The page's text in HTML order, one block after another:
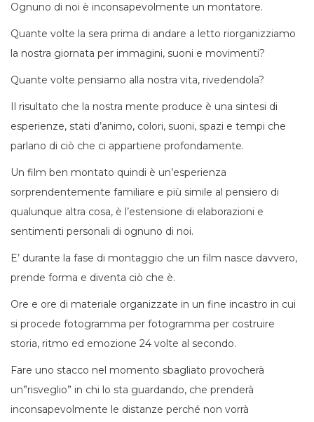
Ognuno di noi è inconsapevolmente un montatore.
Quante volte la sera prima di andare a letto riorganizziamo
la nostra giornata per immagini, suoni e movimenti?
Quante volte pensiamo alla nostra vita, rivedendola?
Il risultato che la nostra mente produce è una sintesi di
esperienze, stati d’animo, colori, suoni, spazi e tempi che
parlano di ciò che ci appartiene profondamente.
Un film ben montato quindi è un’esperienza
sorprendentemente familiare e più simile al pensiero di
qualunque altra cosa, è l’estensione di elaborazioni e
sentimenti personali di ognuno di noi.
E’ durante la fase di montaggio che un film nasce davvero,
prende forma e diventa ciò che è.
Ore e ore di materiale organizzate in un fine incastro in cui
si procede fotogramma per fotogramma per costruire
storia, ritmo ed emozione 24 volte al secondo.
Fare uno stacco nel momento sbagliato provocherà
un”risveglio” in chi lo sta guardando, che prenderà
inconsapevolmente le distanze perché non vorrà